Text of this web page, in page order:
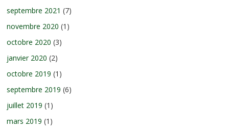
septembre 2021 (7)
novembre 2020 (1)
octobre 2020 (3)
janvier 2020 (2)
octobre 2019 (1)
septembre 2019 (6)
juillet 2019 (1)
mars 2019 (1)